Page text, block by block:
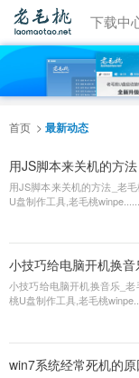
视频教程 下载中
首页 最新动态
用JS脚本来关机的方法
用JS脚本来关机的方法_老
U盘制作工具,老毛桃winpe......
小技巧给电脑开机换音
小技巧给电脑开机换音乐_
桃U盘制作工具,老毛桃
win7系统经常死机的原